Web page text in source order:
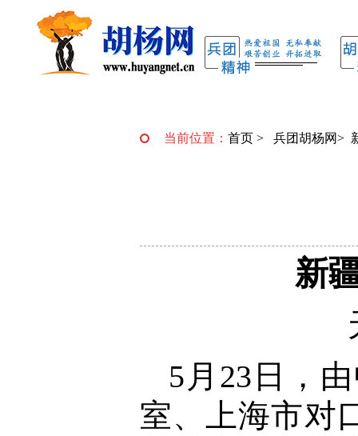
当前位置： 首页 > 兵团胡杨网>
新
5月23日，
室、上海市对